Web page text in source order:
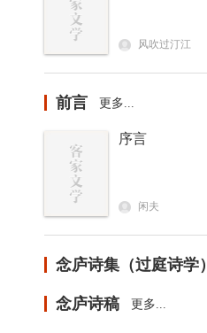
风吹过汀江
前言 更多...
序言
闲夫
念庐诗集（过庭诗学）
念庐诗稿 更多...